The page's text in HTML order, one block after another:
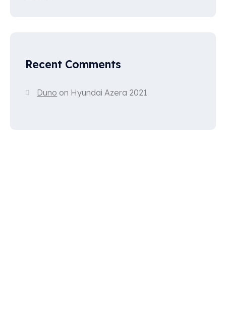
Recent Comments
Duno on Hyundai Azera 2021